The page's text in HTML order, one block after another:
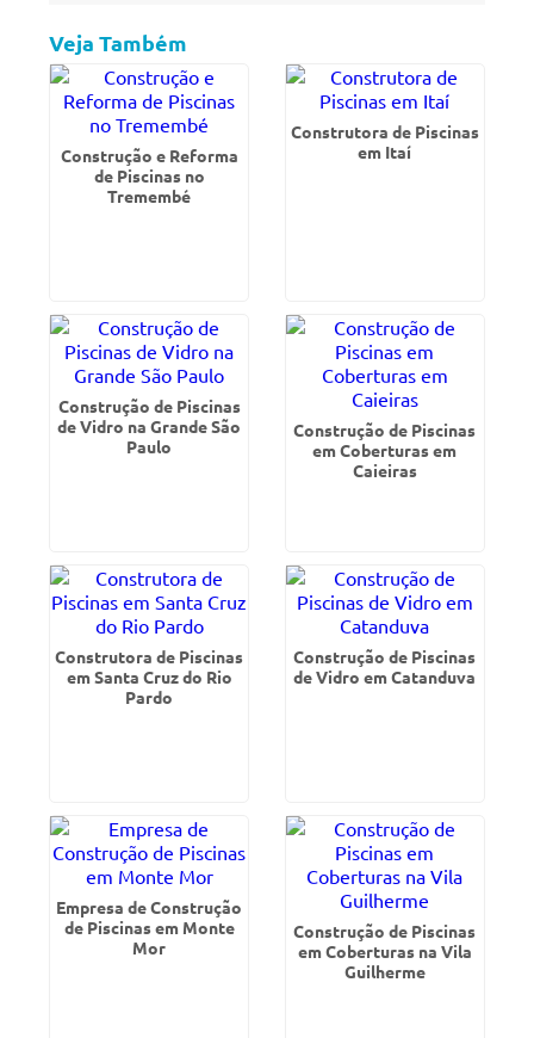
Veja Também
Construção e Reforma
de Piscinas no
Tremembé
Construtora de Piscinas
em Itaí
Construção de Piscinas
de Vidro na Grande São
Paulo
Construção de Piscinas
em Coberturas em
Caieiras
Construtora de Piscinas
em Santa Cruz do Rio
Pardo
Construção de Piscinas
de Vidro em Catanduva
Empresa de Construção
de Piscinas em Monte
Mor
Construção de Piscinas
em Coberturas na Vila
Guilherme